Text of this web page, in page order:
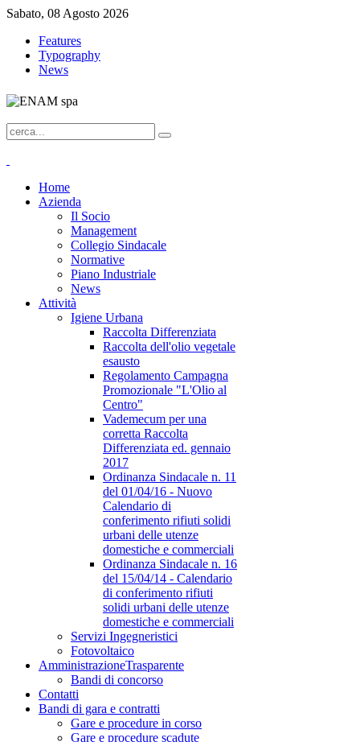
Sabato, 08 Agosto 2026
Features
Typography
News
Home
Azienda
Il Socio
Management
Collegio Sindacale
Normative
Piano Industriale
News
Attività
Igiene Urbana
Raccolta Differenziata
Raccolta dell'olio vegetale
esausto
Regolamento Campagna
Promozionale "L'Olio al
Centro"
Vademecum per una
corretta Raccolta
Differenziata ed. gennaio
2017
Ordinanza Sindacale n. 11
del 01/04/16 - Nuovo
Calendario di
conferimento rifiuti solidi
urbani delle utenze
domestiche e commerciali
Ordinanza Sindacale n. 16
del 15/04/14 - Calendario
di conferimento rifiuti
solidi urbani delle utenze
domestiche e commerciali
Servizi Ingegneristici
Fotovoltaico
AmministrazioneTrasparente
Bandi di concorso
Contatti
Bandi di gara e contratti
Gare e procedure in corso
Gare e procedure scadute